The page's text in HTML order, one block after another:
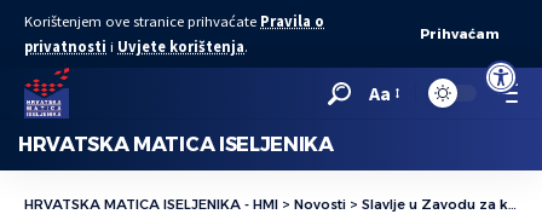
Open
Korištenjem ove stranice prihvaćate Pravila o
privatnosti i Uvjete korištenja.
Prihvaćam
Aa
HRVATSKA MATICA ISELJENIKA
HRVATSKA MATICA ISELJENIKA - HMI > Novosti > Slavlje u Zavodu za kulturu vojvođanskih Hrvata